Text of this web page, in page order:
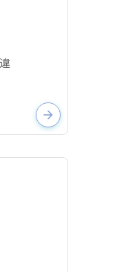
arrow_forward